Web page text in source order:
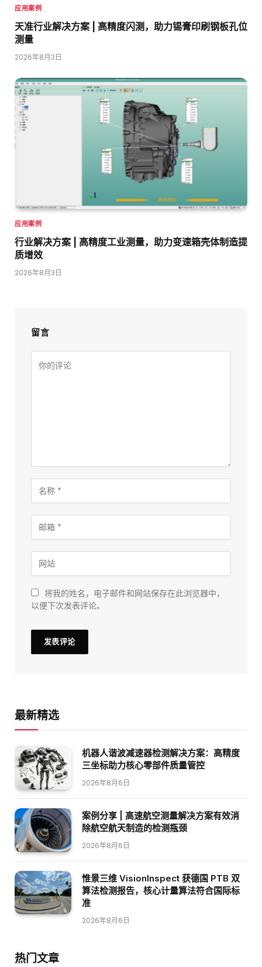
应用案例
天准行业解决方案 | 高精度闪测，助力锡膏印刷钢板孔位
测量
2026年8月3日
应用案例
行业解决方案 | 高精度工业测量，助力变速箱壳体制造提
质增效
2026年8月3日
留言
将我的姓名，电子邮件和网站保存在此浏览器中，
以便下次发表评论。
最新精选
机器人谐波减速器检测解决方案：高精度
三坐标助力核心零部件质量管控
2026年8月6日
案例分享 | 高速航空测量解决方案有效消
除航空航天制造的检测瓶颈
2026年8月6日
惟景三维 VisionInspect 获德国 PTB 双
算法检测报告，核心计量算法符合国际标
准
2026年8月6日
热门文章